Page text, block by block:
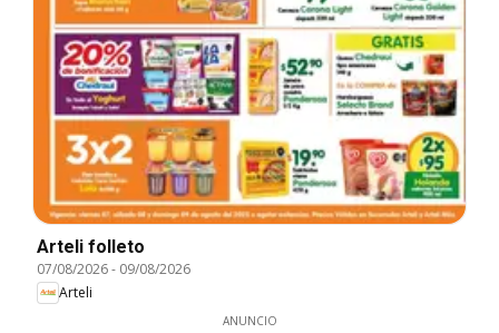
Arteli folleto
07/08/2026- 09/08/2026
Arteli
ANUNCIO